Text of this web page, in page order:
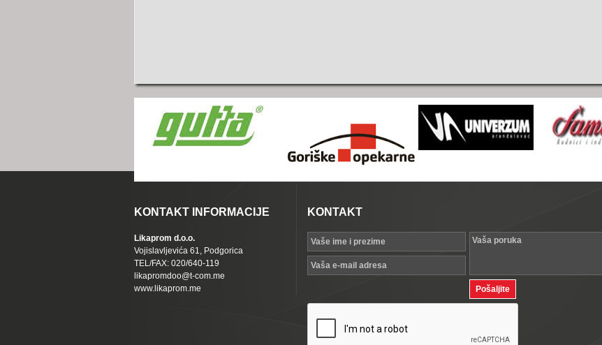
KONTAKT INFORMACIJE
Likaprom d.o.o.
Vojislavljevića 61, Podgorica
TEL/FAX: 020/640-119
likapromdoo@t-com.me
www.likaprom.me
KONTAKT